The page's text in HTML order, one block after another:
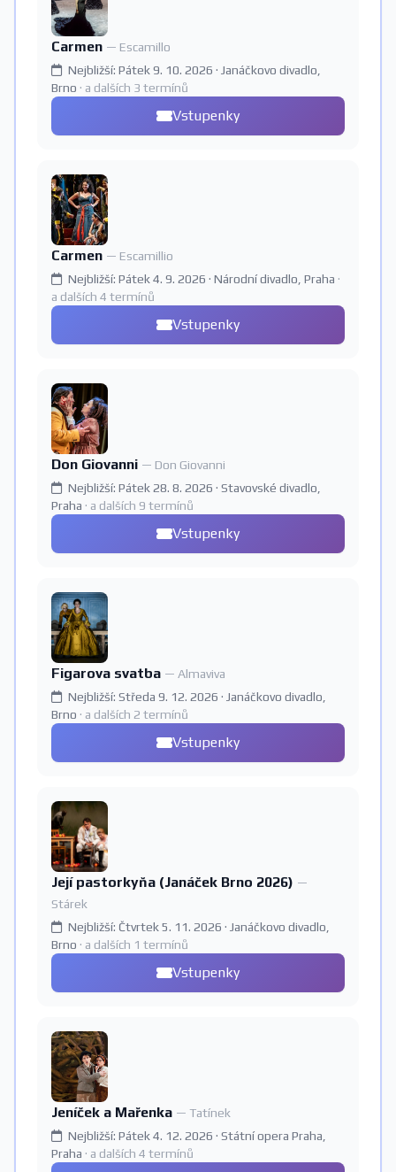
Carmen — Escamillo
Nejbližší: Pátek 9. 10. 2026 · Janáčkovo divadlo,
Brno · a dalších 3 termínů
Vstupenky
Carmen — Escamillio
Nejbližší: Pátek 4. 9. 2026 · Národní divadlo, Praha ·
a dalších 4 termínů
Vstupenky
Don Giovanni — Don Giovanni
Nejbližší: Pátek 28. 8. 2026 · Stavovské divadlo,
Praha · a dalších 9 termínů
Vstupenky
Figarova svatba — Almaviva
Nejbližší: Středa 9. 12. 2026 · Janáčkovo divadlo,
Brno · a dalších 2 termínů
Vstupenky
Její pastorkyňa (Janáček Brno 2026) —
Stárek
Nejbližší: Čtvrtek 5. 11. 2026 · Janáčkovo divadlo,
Brno · a dalších 1 termínů
Vstupenky
Jeníček a Mařenka — Tatínek
Nejbližší: Pátek 4. 12. 2026 · Státní opera Praha,
Praha · a dalších 4 termínů